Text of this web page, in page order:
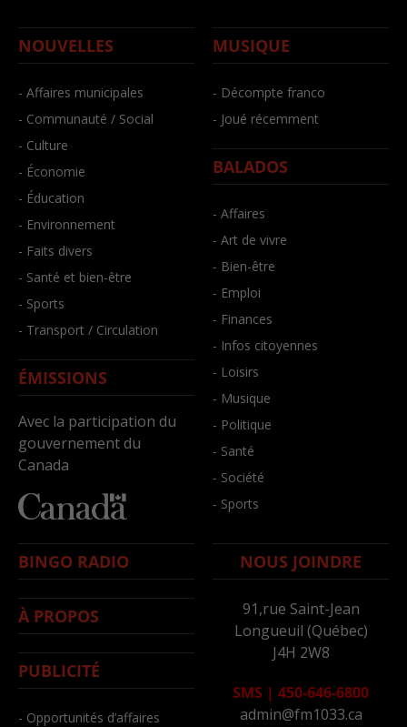
NOUVELLES
- Affaires municipales
- Communauté / Social
- Culture
- Économie
- Éducation
- Environnement
- Faits divers
- Santé et bien-être
- Sports
- Transport / Circulation
ÉMISSIONS
Avec la participation du
gouvernement du
Canada
MUSIQUE
- Décompte franco
- Joué récemment
BALADOS
- Affaires
- Art de vivre
- Bien-être
- Emploi
- Finances
- Infos citoyennes
- Loisirs
- Musique
- Politique
- Santé
- Société
- Sports
BINGO RADIO
À PROPOS
PUBLICITÉ
- Opportunités d’affaires
NOUS JOINDRE
91,rue Saint-Jean
Longueuil (Québec)
J4H 2W8
SMS | 450-646-6800
admin@fm1033.ca